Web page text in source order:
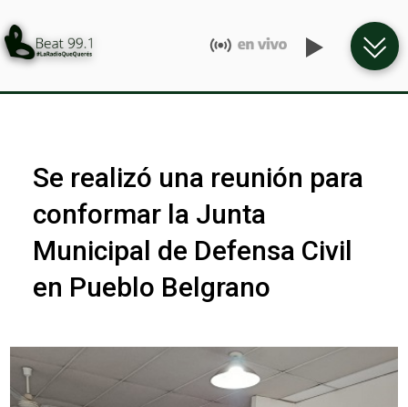
Se realizó una reunión para
conformar la Junta
Municipal de Defensa Civil
en Pueblo Belgrano